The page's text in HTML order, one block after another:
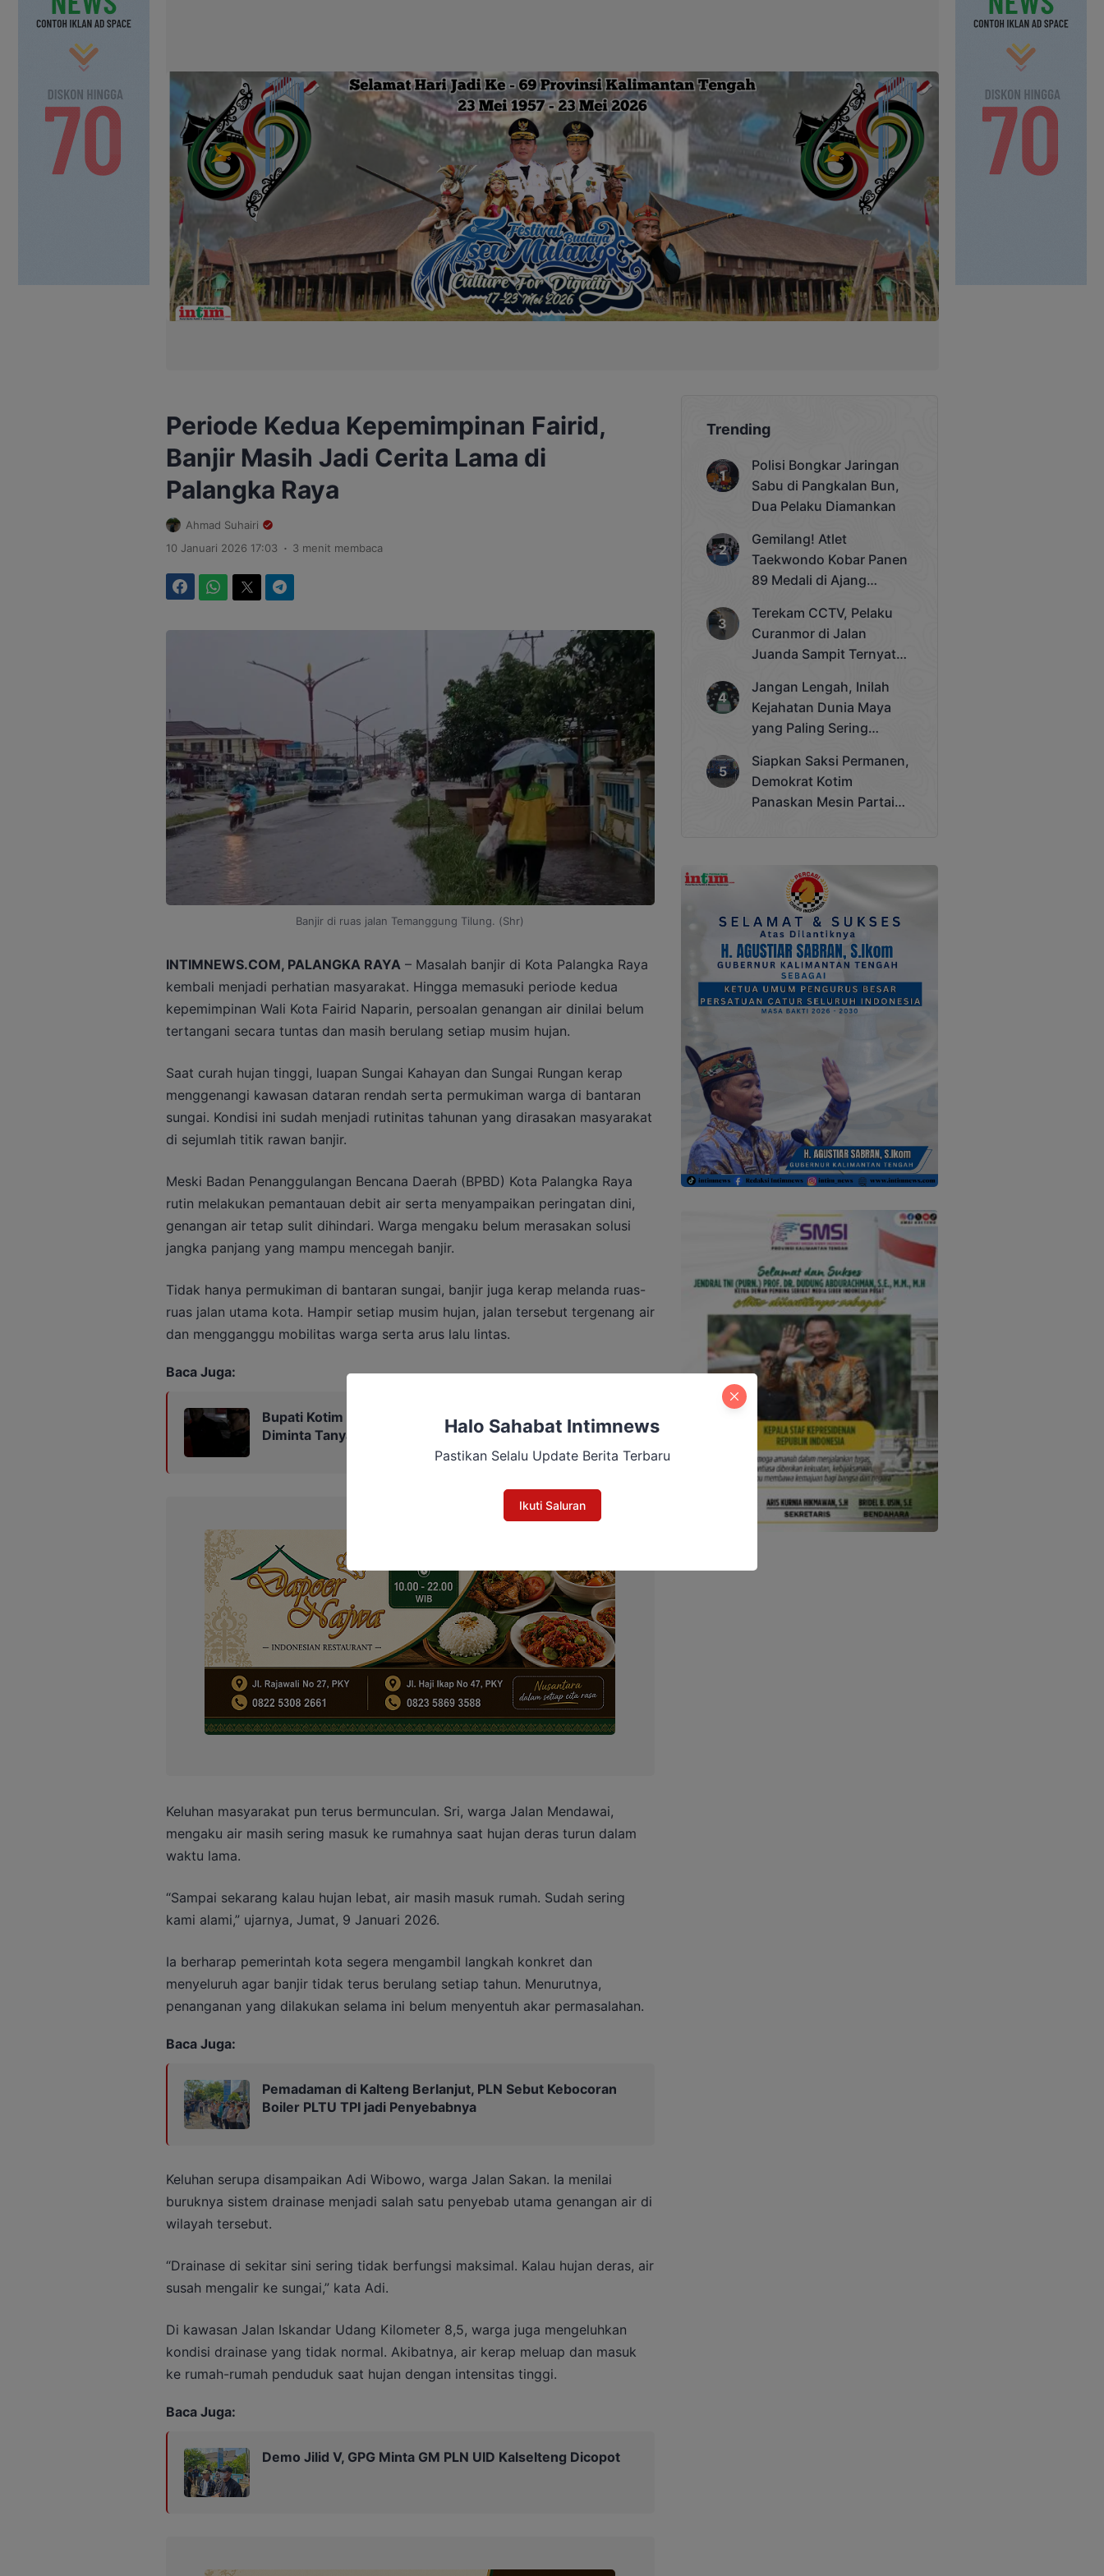
Periode Kedua Kepemimpinan Fairid,
Banjir Masih Jadi Cerita Lama di
Palangka Raya
Ahmad Suhairi
10 Januari 2026 17:03 . 3 menit membaca
Banjir di ruas jalan Temanggung Tilung. (Shr)
INTIMNEWS.COM, PALANGKA RAYA– Masalah banjir di Kota Palangka Raya
kembali menjadi perhatian masyarakat. Hingga memasuki periode kedua
kepemimpinan Wali Kota Fairid Naparin, persoalan genangan air dinilai belum
tertangani secara tuntas dan masih berulang setiap musim hujan.
Saat curah hujan tinggi, luapan Sungai Kahayan dan Sungai Rungan kerap
menggenangi kawasan dataran rendah serta permukiman warga di bantaran
sungai. Kondisi ini sudah menjadi rutinitas tahunan yang dirasakan masyarakat
di sejumlah titik rawan banjir.
Meski Badan Penanggulangan Bencana Daerah (BPBD) Kota Palangka Raya
rutin melakukan pemantauan debit air serta menyampaikan peringatan dini,
genangan air tetap sulit dihindari. Warga mengaku belum merasakan solusi
jangka panjang yang mampu mencegah banjir.
Tidak hanya permukiman di bantaran sungai, banjir juga kerap melanda ruas-
ruas jalan utama kota. Hampir setiap musim hujan, jalan tersebut tergenang air
dan mengganggu mobilitas warga serta arus lalu lintas.
Baca Juga:
Bupati Kotim Enggan Komentari Karhutla, Wartawan
Diminta Tanya ke Gubernur
Keluhan masyarakat pun terus bermunculan. Sri, warga Jalan Mendawai,
mengaku air masih sering masuk ke rumahnya saat hujan deras turun dalam
waktu lama.
“Sampai sekarang kalau hujan lebat, air masih masuk rumah. Sudah sering
kami alami,” ujarnya, Jumat, 9 Januari 2026.
Ia berharap pemerintah kota segera mengambil langkah konkret dan
menyeluruh agar banjir tidak terus berulang setiap tahun. Menurutnya,
penanganan yang dilakukan selama ini belum menyentuh akar permasalahan.
Baca Juga:
Pemadaman di Kalteng Berlanjut, PLN Sebut Kebocoran
Boiler PLTU TPI jadi Penyebabnya
Keluhan serupa disampaikan Adi Wibowo, warga Jalan Sakan. Ia menilai
buruknya sistem drainase menjadi salah satu penyebab utama genangan air di
wilayah tersebut.
“Drainase di sekitar sini sering tidak berfungsi maksimal. Kalau hujan deras, air
susah mengalir ke sungai,” kata Adi.
Di kawasan Jalan Iskandar Udang Kilometer 8,5, warga juga mengeluhkan
kondisi drainase yang tidak normal. Akibatnya, air kerap meluap dan masuk
ke rumah-rumah penduduk saat hujan dengan intensitas tinggi.
Baca Juga:
Demo Jilid V, GPG Minta GM PLN UID Kalselteng Dicopot
Trending
Polisi Bongkar Jaringan
Sabu di Pangkalan Bun,
Dua Pelaku Diamankan
Gemilang! Atlet
Taekwondo Kobar Panen
89 Medali di Ajang
Cup 2025
Terekam CCTV, Pelaku
Curanmor di Jalan
Juanda Sampit Ternyata
Jangan Lengah, Inilah
Kejahatan Dunia Maya
yang Paling Sering
Siapkan Saksi Permanen,
Demokrat Kotim
Panaskan Mesin Partai
Halo Sahabat Intimnews
Pastikan Selalu Update Berita Terbaru
Ikuti Saluran